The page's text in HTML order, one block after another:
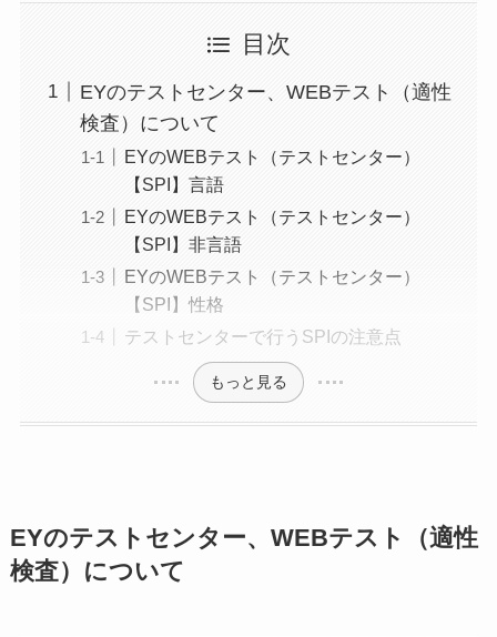
目次
EYのテストセンター、WEBテスト（適性
検査）について
EYのWEBテスト（テストセンター）
【SPI】言語
EYのWEBテスト（テストセンター）
【SPI】非言語
EYのWEBテスト（テストセンター）
【SPI】性格
テストセンターで行うSPIの注意点
もっと見る
EYのテストセンター、WEBテスト（適性
検査）について